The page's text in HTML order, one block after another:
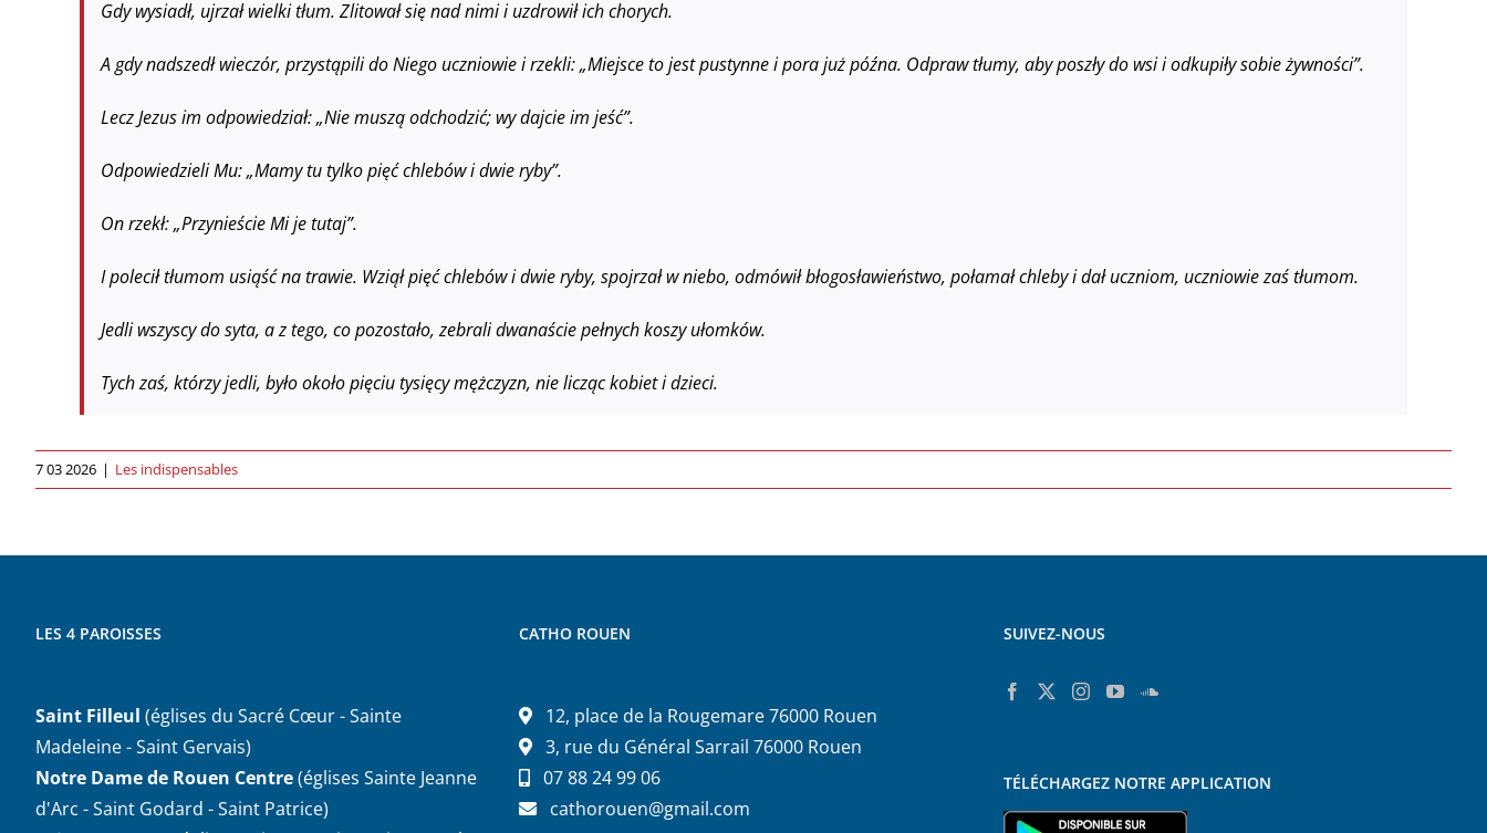
Gdy wysiadł, ujrzał wielki tłum. Zlitował się nad nimi i uzdrowił ich chorych.
A gdy nadszedł wieczór, przystąpili do Niego uczniowie i rzekli: „Miejsce to jest pustynne i pora już późna. Odpraw tłumy, aby poszły do wsi i odkupiły sobie żywności”.
Lecz Jezus im odpowiedział: „Nie muszą odchodzić; wy dajcie im jeść”.
Odpowiedzieli Mu: „Mamy tu tylko pięć chlebów i dwie ryby”.
On rzekł: „Przynieście Mi je tutaj”.
I polecił tłumom usiąść na trawie. Wziął pięć chlebów i dwie ryby, spojrzał w niebo, odmówił błogosławieństwo, połamał chleby i dał uczniom, uczniowie zaś tłumom.
Jedli wszyscy do syta, a z tego, co pozostało, zebrali dwanaście pełnych koszy ułomków.
Tych zaś, którzy jedli, było około pięciu tysięcy mężczyzn, nie licząc kobiet i dzieci.
7 03 2026 | Les indispensables
LES 4 PAROISSES
Saint Filleul (églises du Sacré Cœur - Sainte
Madeleine - Saint Gervais)
Notre Dame de Rouen Centre(églises Sainte Jeanne
d'Arc - Saint Godard - Saint Patrice)
CATHO ROUEN
12, place de la Rougemare 76000 Rouen
3, rue du Général Sarrail 76000 Rouen
07 88 24 99 06
cathorouen@gmail.com
SUIVEZ-NOUS
TÉLÉCHARGEZ NOTRE APPLICATION